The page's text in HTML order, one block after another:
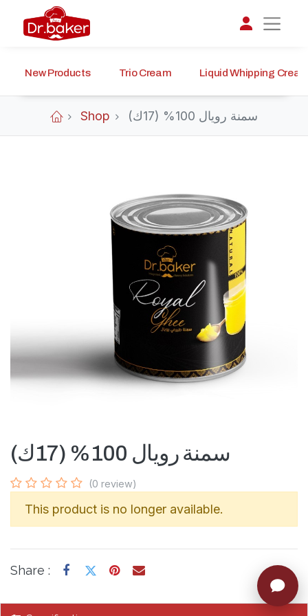
New Products Trio Cream Liquid Whipping
Shop سمنة رويال 100% (17ك)
سمنة رويال 100% (17ك)
(0 review)
This product is no longer available.
Share :